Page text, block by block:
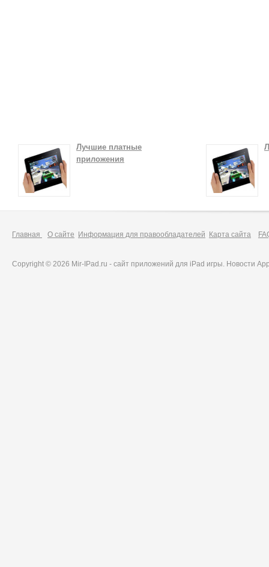
Лучшие платные
приложения
Главная О сайте Информация для правообладателей Карта сайта
Copyright © 2026 Mir-IPad.ru - сайт приложений для iPad игры. Новости